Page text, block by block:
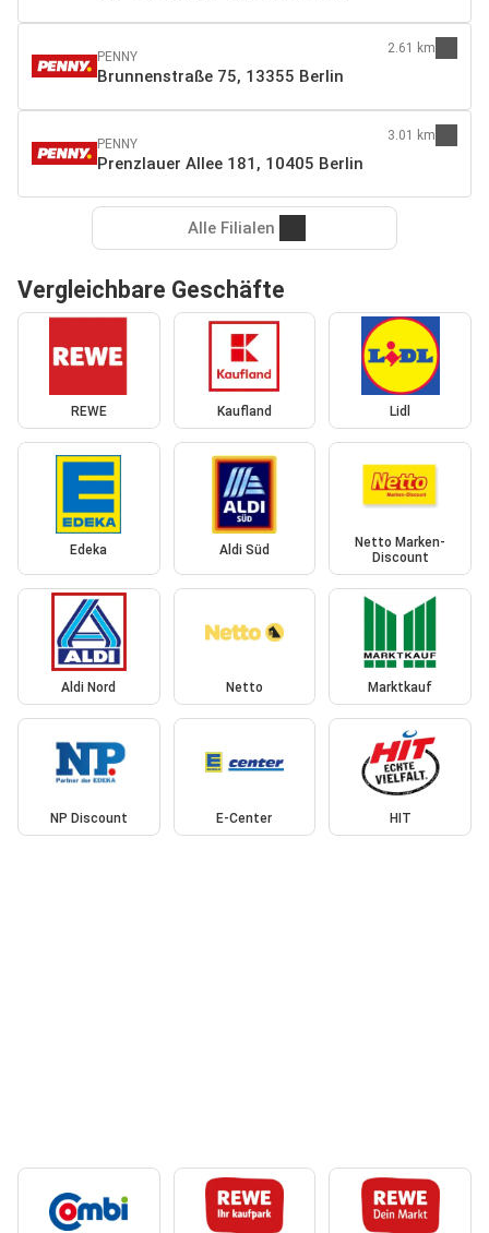
PENNY
Brunnenstraße 75, 13355 Berlin
2.61 km
PENNY
Prenzlauer Allee 181, 10405 Berlin
3.01 km
Alle Filialen
Vergleichbare Geschäfte
REWE Kaufland Lidl
Edeka Aldi Süd
Netto Marken-
Discount
Aldi Nord Netto Marktkauf
NP Discount E-Center HIT